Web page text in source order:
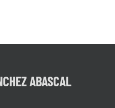
ABASCAL